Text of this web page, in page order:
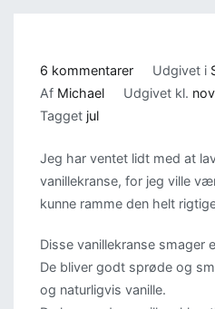
6 kommentarertil
Sukkerfri
Udgivet i
Af Michael Udgivet kl.
Tagget jul
Jeg har ventet lidt med at
vanillekranse, for jeg ville
kunne ramme den helt
Disse vanillekranse smager
De bliver godt sprøde og
og naturligvis vanille.